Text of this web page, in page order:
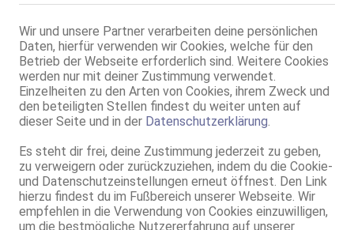
Wir und unsere Partner verarbeiten deine persönlichen
Daten, hierfür verwenden wir Cookies, welche für den
Betrieb der Webseite erforderlich sind. Weitere Cookies
werden nur mit deiner Zustimmung verwendet.
Einzelheiten zu den Arten von Cookies, ihrem Zweck und
den beteiligten Stellen findest du weiter unten auf
dieser Seite und in der Datenschutzerklärung.
Es steht dir frei, deine Zustimmung jederzeit zu geben,
zu verweigern oder zurückzuziehen, indem du die Cookie-
und Datenschutzeinstellungen erneut öffnest. Den Link
hierzu findest du im Fußbereich unserer Webseite. Wir
empfehlen in die Verwendung von Cookies einzuwilligen,
um die bestmögliche Nutzererfahrung auf unserer
Oberweite: 85 B
Typ: osteuropäisch
KF: 36
Gewicht: 64 kg
Intimbereich: total rasiert
Haare: brünett, rückenlang, glatt
Haut: mittel
Russisch
Verkehr:
GV
Franz.
Franz. bei Ihr
Franz. beidseitig